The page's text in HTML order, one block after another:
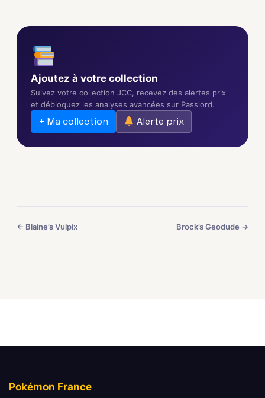
Ajoutez à votre collection
Suivez votre collection JCC, recevez des alertes prix
et débloquez les analyses avancées sur Passlord.
+ Ma collection Alerte prix
← Blaine’s Vulpix Brock’s Geodude →
Pokémon France